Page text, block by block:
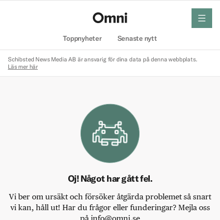
Toppnyheter Senaste nytt
meny
Schibsted News Media AB är ansvarig för dina data på denna webbplats.
Läs mer här
Oj! Något har gått fel.
Vi ber om ursäkt och försöker åtgärda problemet så snart
vi kan, håll ut! Har du frågor eller funderingar? Mejla oss